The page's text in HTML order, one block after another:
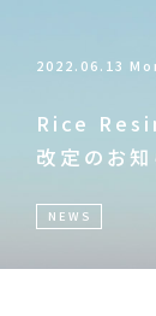
2022.06.13
Rice
改定のお知
NEWS